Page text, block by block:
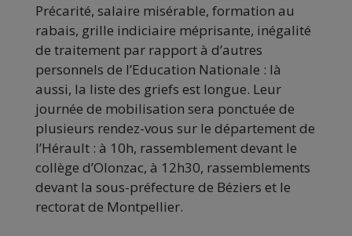
Précarité, salaire misérable, formation au
rabais, grille indiciaire méprisante, inégalité
de traitement par rapport à d’autres
personnels de l’Education Nationale : là
aussi, la liste des griefs est longue. Leur
journée de mobilisation sera ponctuée de
plusieurs rendez-vous sur le département de
l’Hérault : à 10h, rassemblement devant le
collège d’Olonzac, à 12h30, rassemblements
devant la sous-préfecture de Béziers et le
rectorat de Montpellier.